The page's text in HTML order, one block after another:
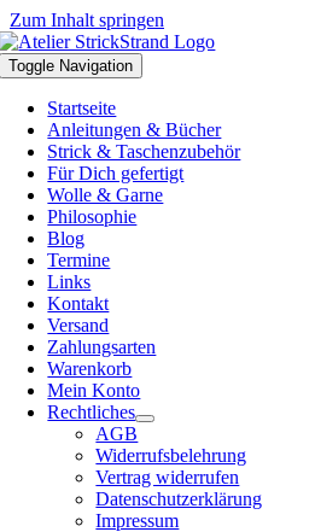
Zum Inhalt springen
Toggle Navigation
Startseite
Anleitungen & Bücher
Strick & Taschenzubehör
Für Dich gefertigt
Wolle & Garne
Philosophie
Blog
Termine
Links
Kontakt
Versand
Zahlungsarten
Warenkorb
Mein Konto
Rechtliches
AGB
Widerrufsbelehrung
Vertrag widerrufen
Datenschutzerklärung
Impressum